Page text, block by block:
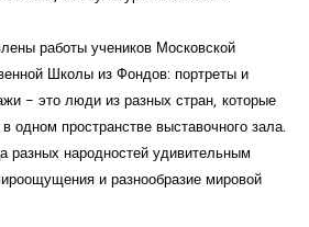
работы учеников Московской
Школы из Фондов: портреты и
- это люди из разных стран, которые
одном пространстве выставочного зала.
разных народностей удивительным
и разнообразие мировой